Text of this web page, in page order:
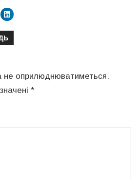
оприлюднюватиметься.
*